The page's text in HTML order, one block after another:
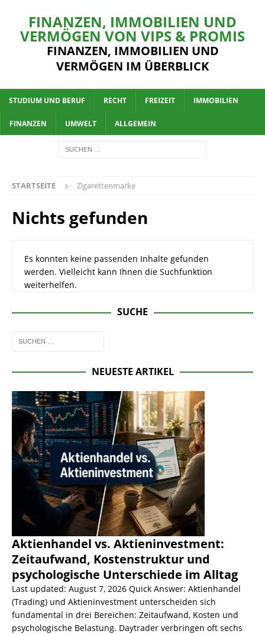
FINANZEN, IMMOBILIEN UND
VERMÖGEN VON VIPS & PROMIS
FINANZEN, IMMOBILIEN UND
VERMÖGEN IM ÜBERBLICK
STUDIUM UND BERUF RECHT FREIZEIT IMMOBILIEN
FINANZEN UMWELT ALLGEMEIN
STARTSEITE Zigarettenmarke
Nichts gefunden
Es konnten keine passenden Inhalte gefunden
werden. Vielleicht kann Ihnen die Suchfunktion
weiterhelfen.
SUCHE
NEUESTE ARTIKEL
Aktienhandel vs. Aktieninvestment:
Zeitaufwand, Kostenstruktur und
psychologische Unterschiede im Alltag
Last updated: August 7, 2026 Quick Answer: Aktienhandel
(Trading) und Aktieninvestment unterscheiden sich
fundamental in drei Bereichen: Zeitaufwand, Kosten und
psychologische Belastung. Daytrader verbringen oft sechs